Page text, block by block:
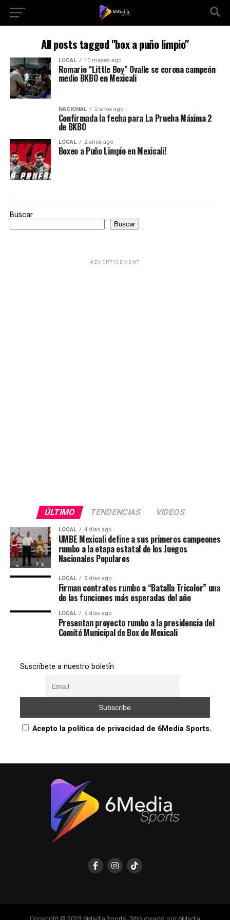
All posts tagged "box a puño limpio"
LOCAL 10 meses ago
Romario “Little Boy” Ovalle se corona campeón
medio BKBO en Mexicali
NACIONAL 2 años ago
Confirmada la fecha para La Prueba Máxima 2
de BKBO
LOCAL 2 años ago
Boxeo a Puño Limpio en Mexicali!
Buscar
Buscar
ADVERTISEMENT
ÚLTIMO TENDENCIAS VIDEOS
LOCAL 4 días ago
UMBE Mexicali define a sus primeros campeones
rumbo a la etapa estatal de los Juegos
Nacionales Populares
LOCAL 5 días ago
Firman contratos rumbo a “Batalla Tricolor” una
de las funciones más esperadas del año
LOCAL 6 días ago
Presentan proyecto rumbo a la presidencia del
Comité Municipal de Box de Mexicali
Suscríbete a nuestro boletín
Acepto la política de privacidad de 6Media Sports.